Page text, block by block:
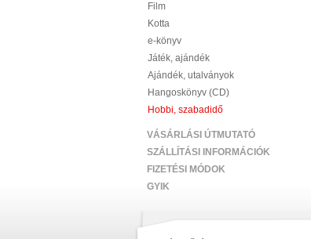
Film
Kotta
e-könyv
Játék, ajándék
Ajándék, utalványok
Hangoskönyv (CD)
Hobbi, szabadidő
VÁSÁRLÁSI ÚTMUTATÓ
SZÁLLÍTÁSI INFORMÁCIÓK
FIZETÉSI MÓDOK
GYIK